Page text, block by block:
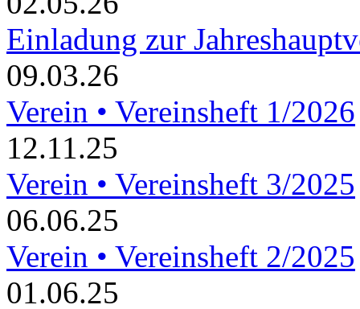
Einladung zur
09.03.26
Verein • Vereinsheft 1/2026
12.11.25
Verein • Vereinsheft 3/2025
06.06.25
Verein • Vereinsheft 2/2025
01.06.25